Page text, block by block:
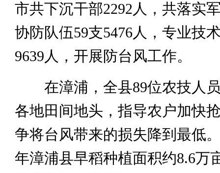
市共下沉干部2292人，共落实
协防队伍59支5476人，专业技
9639人，开展防台风工作。
在漳浦，全县89位农技人员
各地田间地头，指导农户加快
争将台风带来的损失降到最低
年漳浦县早稻种植面积约8.6万